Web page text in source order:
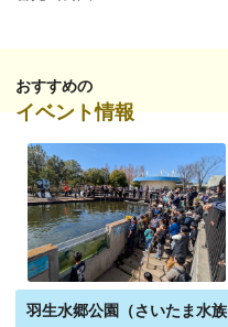
おすすめの
イベント情報
羽生水郷公園（さいたま水族